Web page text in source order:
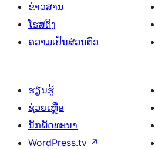
ຂ່າວສານ
ໂຮສຕິງ
ຄວາມເປັນສ່ວນຕົວ
ຮຽນຮູ້
ຊ່ວຍເຫຼືອ
ນັກພັດທະນາ
WordPress.tv ↗